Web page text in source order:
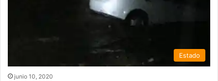
Estado
junio 10, 2020